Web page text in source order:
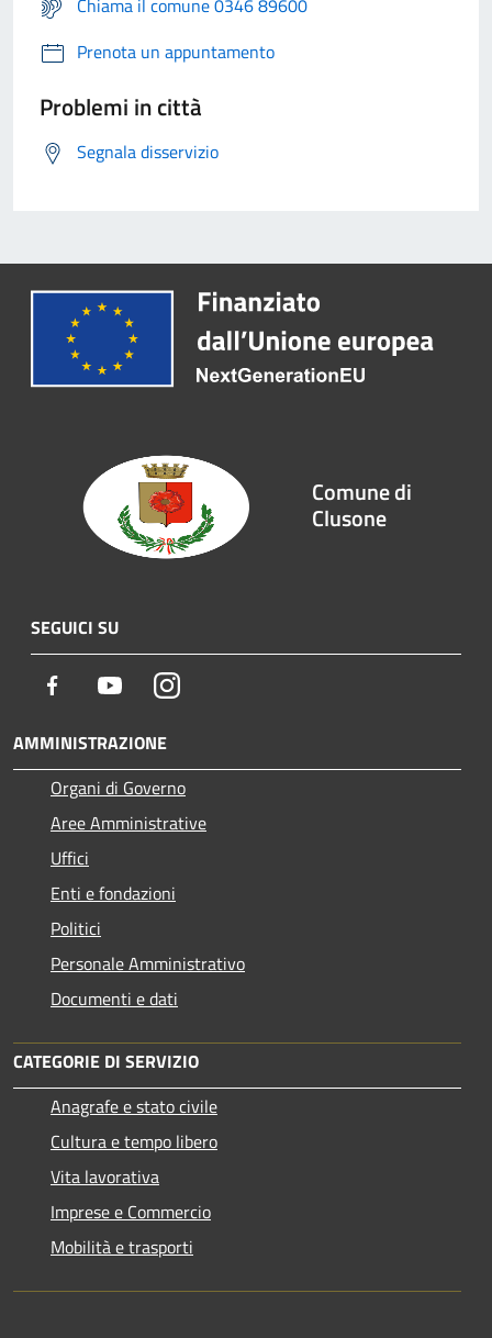
Chiama il comune 0346 89600
Prenota un appuntamento
Problemi in città
Segnala disservizio
Comune di
Clusone
SEGUICI SU
Facebook YoutubeInstagram
AMMINISTRAZIONE
Organi di Governo
Aree Amministrative
Uffici
Enti e fondazioni
Politici
Personale Amministrativo
Documenti e dati
CATEGORIE DI SERVIZIO
Anagrafe e stato civile
Cultura e tempo libero
Vita lavorativa
Imprese e Commercio
Mobilità e trasporti